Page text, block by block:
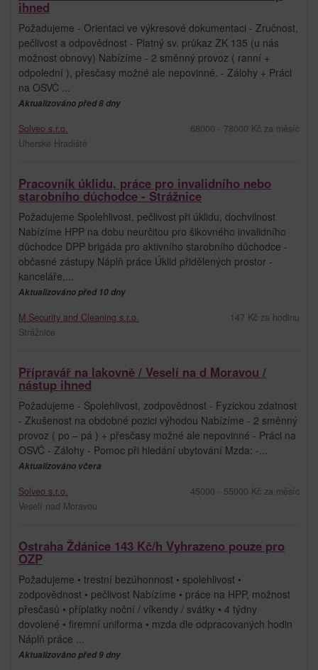
ihned
Požadujeme - Orientaci ve výkresové dokumentaci - Zručnost,
pečlivost a odpovědnost - Platný sv. průkaz ZK 135 (u nás
možnost obnovy) Nabízíme - 2 směnný provoz ( ranní +
odpolední ), přesčasy možné ale nepovinné. - Zálohy + Práci
na OSVČ ...
Aktualizováno před 8 dny
Solveo s.r.o.
Uherské Hradiště
68000 - 78000 Kč za měsíc
Pracovník úklidu, práce pro invalidního nebo
starobního důchodce - Strážnice
Požadujeme Spolehlivost, pečlivost při úklidu, dochvilnost
Nabízíme HPP na dobu neurčitou pro šikovného invalidního
důchodce DPP brigáda pro aktivního starobního důchodce -
občasné zástupy Náplň práce Úklid přidělených prostor -
kanceláře,...
Aktualizováno před 10 dny
M Security and Cleaning s.r.o.
Strážnice
147 Kč za hodinu
Přípravář na lakovně / Veselí na d Moravou /
nástup ihned
Požadujeme - Spolehlivost, zodpovědnost - Fyzickou zdatnost
- Zkušenost na obdobné pozici výhodou Nabízíme - 2 směnný
provoz ( po – pá ) + přesčasy možné ale nepovinné - Práci na
OSVČ - Zálohy - Pomoc při hledání ubytování Mzda: -...
Aktualizováno včera
Solveo s.r.o.
Veselí nad Moravou
45000 - 55000 Kč za měsíc
Ostraha Ždánice 143 Kč/h Vyhrazeno pouze pro
OZP
Požadujeme • trestní bezúhonnost • spolehlivost •
zodpovědnost • pečlivost Nabízíme • práce na HPP, možnost
přesčasů • příplatky noční / víkendy / svátky • 4 týdny
dovolené • firemní uniforma • mzda dle odpracovaných hodin
Náplň práce ...
Aktualizováno před 9 dny